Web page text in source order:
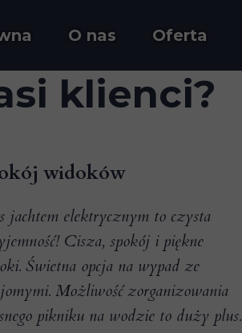
O nas Oferta
klienci?
widoków
jachtem elektrycznym to czysta
Cisza, spokój i piękne
Świetna opcja na wypad ze
Możliwość zorganizowania
pikniku na wodzie to duży plus.